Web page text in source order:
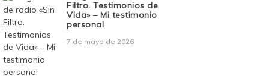
Filtro. Testimonios de
Vida» – Mi testimonio
personal
7 de mayo de 2026